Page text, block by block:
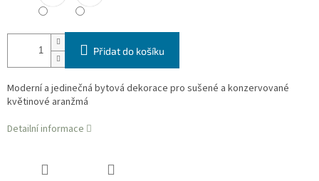
Přidat do košíku
Moderní a jedinečná bytová dekorace pro sušené a konzervované
květinové aranžmá
Detailní informace